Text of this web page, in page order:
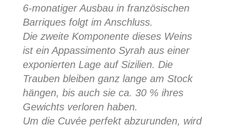
6-monatiger Ausbau in französischen
Barriques folgt im Anschluss.
Die zweite Komponente dieses Weins
ist ein Appassimento Syrah aus einer
exponierten Lage auf Sizilien. Die
Trauben bleiben ganz lange am Stock
hängen, bis auch sie ca. 30 % ihres
Gewichts verloren haben.
Um die Cuvée perfekt abzurunden, wird